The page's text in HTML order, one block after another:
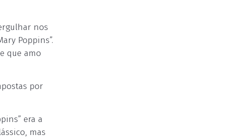
nos
Poppins”.
que amo
por
era a
mas